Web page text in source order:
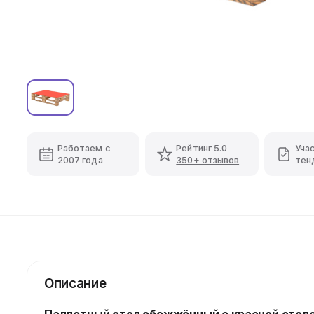
Работаем с
2007 года
Рейтинг 5.0
350+ отзывов
Описание